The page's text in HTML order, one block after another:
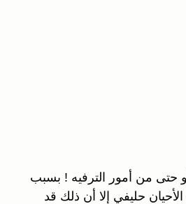
حتى من أمور الترفيه ! بسبب
حليفي إلا أن ذلك قد